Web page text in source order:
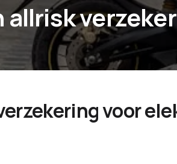
allrisk
voor